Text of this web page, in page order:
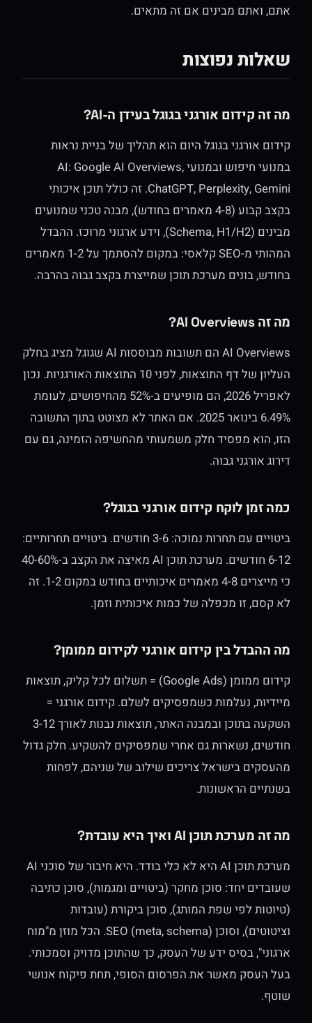
אתם, ואתם מבינים אם זה מתאים.
שאלות נפוצות
מה זה קידום אורגני בגוגל בעידן ה-AI?
קידום אורגני בגוגל היום הוא תהליך של בניית נראות
במנועי חיפוש ובמנועי AI: Google AI Overviews,
ChatGPT, Perplexity, Gemini. זה כולל תוכן איכותי
בקצב קבוע (4-8 מאמרים בחודש), מבנה טכני שמנועים
מבינים (Schema, H1/H2), וידע ארגוני מרוכז. ההבדל
המהותי מ-SEO קלאסי: במקום להסתמך על 1-2 מאמרים
בחודש, בונים מערכת תוכן שמייצרת בקצב גבוה בהרבה.
מה זה AI Overviews?
AI Overviews הם תשובות מבוססות AI שגוגל מציג בחלק
העליון של דף התוצאות, לפני 10 התוצאות האורגניות. נכון
לאפריל 2026, הם מופיעים ב-52% מהחיפושים, לעומת
6.49% בינואר 2025. אם האתר לא מצוטט בתוך התשובה
הזו, הוא מפסיד חלק משמעותי מהחשיפה הזמינה, גם עם
דירוג אורגני גבוה.
כמה זמן לוקח קידום אורגני בגוגל?
ביטויים עם תחרות נמוכה: 3-6 חודשים. ביטויים תחרותיים:
6-12 חודשים. מערכת תוכן AI מאיצה את הקצב ב-40-60%
כי מייצרים 4-8 מאמרים איכותיים בחודש במקום 1-2. זה
לא קסם, זו מכפלה של כמות איכותית וזמן.
מה ההבדל בין קידום אורגני לקידום ממומן?
קידום ממומן (Google Ads) = תשלום לכל קליק, תוצאות
מיידיות, נעלמות כשמפסיקים לשלם. קידום אורגני =
השקעה בתוכן ובמבנה האתר, תוצאות נבנות לאורך 3-12
חודשים, נשארות גם אחרי שמפסיקים להשקיע. חלק גדול
מהעסקים בישראל צריכים שילוב של שניהם, לפחות
בשנתיים הראשונות.
מה זה מערכת תוכן AI ואיך היא עובדת?
מערכת תוכן AI היא לא כלי בודד. היא חיבור של סוכני AI
שעובדים יחד: סוכן מחקר (ביטויים ומגמות), סוכן כתיבה
(טיוטות לפי שפת המותג), סוכן ביקורת (עובדות
וציטוטים), וסוכן SEO (meta, schema). הכל מוזן מ"מוח
ארגוני", בסיס ידע של העסק, כך שהתוכן מדויק וסמכותי.
בעל העסק מאשר את הפרסום הסופי, תחת פיקוח אנושי
שוטף.